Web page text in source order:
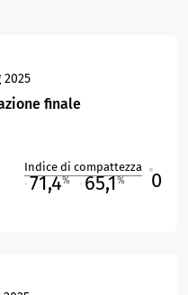
2025
finale
Indice di compattezza
71,4% 65,1% 0